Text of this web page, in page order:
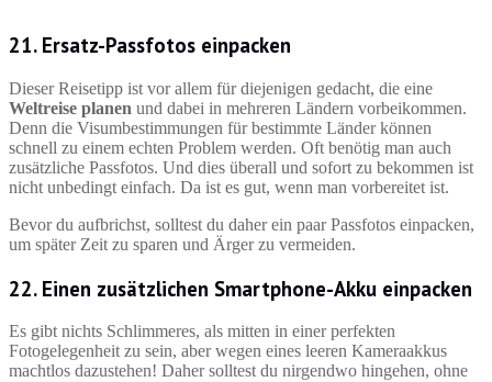
21. Ersatz-Passfotos einpacken
Dieser Reisetipp ist vor allem für diejenigen gedacht, die eine
Weltreise planen und dabei in mehreren Ländern vorbeikommen.
Denn die Visumbestimmungen für bestimmte Länder können
schnell zu einem echten Problem werden. Oft benötig man auch
zusätzliche Passfotos. Und dies überall und sofort zu bekommen ist
nicht unbedingt einfach. Da ist es gut, wenn man vorbereitet ist.
Bevor du aufbrichst, solltest du daher ein paar Passfotos einpacken,
um später Zeit zu sparen und Ärger zu vermeiden.
22. Einen zusätzlichen Smartphone-Akku einpacken
Es gibt nichts Schlimmeres, als mitten in einer perfekten
Fotogelegenheit zu sein, aber wegen eines leeren Kameraakkus
machtlos dazustehen! Daher solltest du nirgendwo hingehen, ohne